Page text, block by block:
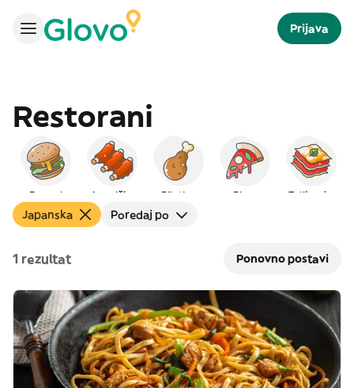
Prijava
Restorani
Burgeri Američka Piletina Pizza Talijanska
Japanska Poredaj po
1 rezultat Ponovno postavi